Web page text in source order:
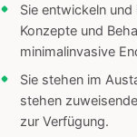
Sie entwickeln
Konzepte und
minimalinvasive
Sie stehen im
stehen
zur Verfügung.